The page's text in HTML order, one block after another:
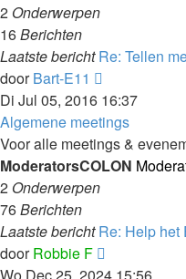
2 Onderwerpen
16Berichten
Laatste bericht Re: Tellen
doorBart-E11
bericht
bekijken
Di Jul 05, 2016 16:37
Algemene meetings
Voor alle meetings &
ModeratorsCOLON
2 Onderwerpen
76Berichten
Laatste bericht Re: Help het
doorRobbie F
bericht